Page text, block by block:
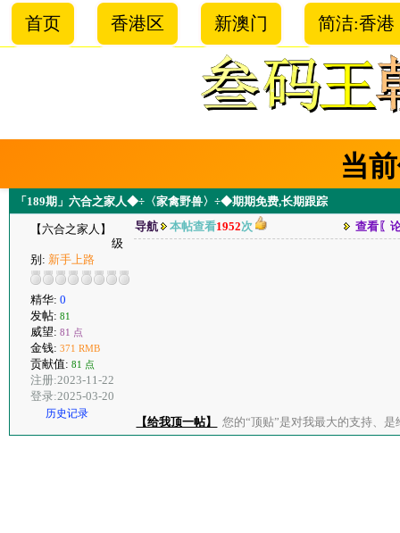
首页 香港区 新澳门 简洁:香港
当
「189期」六合之家人◆÷〈家禽野兽〉÷◆期期免费,长期跟踪
【六合之家人】
级
别: 新手上路
精华: 0
发帖: 81
威望: 81 点
金钱: 371 RMB
贡献值: 81 点
注册:2023-11-22
登录:2025-03-20
历史记录
导航 本帖查看1952次 查看〖
【给我顶一帖】 您的“顶贴”是对我最大的支持、